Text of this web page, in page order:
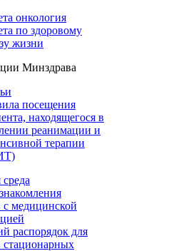
онкология
по здоровому
жизни
Минздрава
посещения
находящегося в
реанимации и
терапии
с медицинской
распорядок для
стационарных